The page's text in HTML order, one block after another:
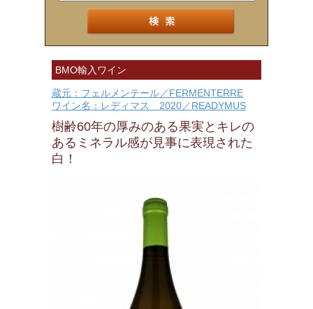
BMO輸入ワイン
蔵元：フェルメンテール／FERMENTERRE
ワイン名：レディマス 2020／READYMUS
樹齢60年の厚みのある果実とキレの
あるミネラル感が見事に表現された
白！